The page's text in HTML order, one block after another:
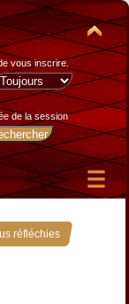
vous inscrire.
de la session
réfléchies »